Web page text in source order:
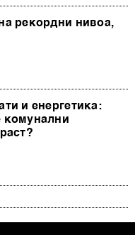
рекордни нивоа,
и енергетика:
комунални